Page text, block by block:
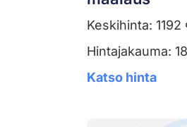
Keskihinta: 1192
Hintajakauma:
Katso hinta